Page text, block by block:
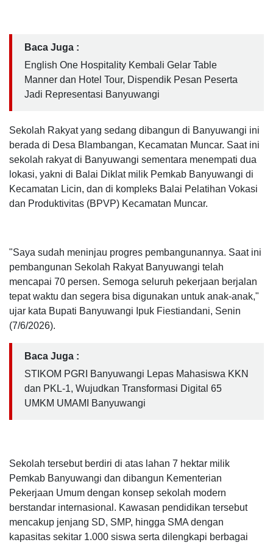
Baca Juga :
English One Hospitality Kembali Gelar Table
Manner dan Hotel Tour, Dispendik Pesan Peserta
Jadi Representasi Banyuwangi
Sekolah Rakyat yang sedang dibangun di Banyuwangi ini
berada di Desa Blambangan, Kecamatan Muncar. Saat ini
sekolah rakyat di Banyuwangi sementara menempati dua
lokasi, yakni di Balai Diklat milik Pemkab Banyuwangi di
Kecamatan Licin, dan di kompleks Balai Pelatihan Vokasi
dan Produktivitas (BPVP) Kecamatan Muncar.
"Saya sudah meninjau progres pembangunannya. Saat ini
pembangunan Sekolah Rakyat Banyuwangi telah
mencapai 70 persen. Semoga seluruh pekerjaan berjalan
tepat waktu dan segera bisa digunakan untuk anak-anak,"
ujar kata Bupati Banyuwangi Ipuk Fiestiandani, Senin
(7/6/2026).
Baca Juga :
STIKOM PGRI Banyuwangi Lepas Mahasiswa KKN
dan PKL-1, Wujudkan Transformasi Digital 65
UMKM UMAMI Banyuwangi
Sekolah tersebut berdiri di atas lahan 7 hektar milik
Pemkab Banyuwangi dan dibangun Kementerian
Pekerjaan Umum dengan konsep sekolah modern
berstandar internasional. Kawasan pendidikan tersebut
mencakup jenjang SD, SMP, hingga SMA dengan
kapasitas sekitar 1.000 siswa serta dilengkapi berbagai